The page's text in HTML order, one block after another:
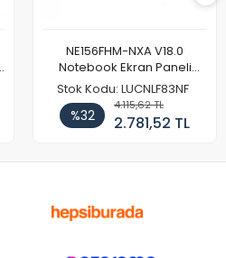
NE156FHM-NXA V18.0
Notebook Ekran Paneli
144Hz
Stok Kodu: LUCNLF83NF
%32
4.115,62 TL
2.781,52 TL